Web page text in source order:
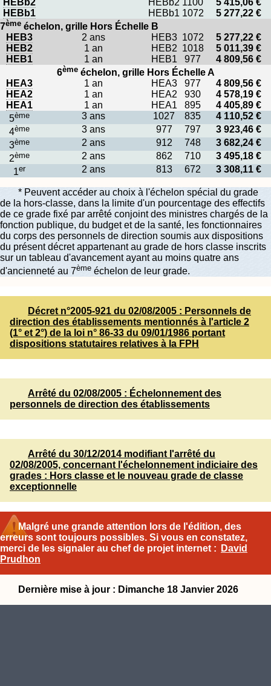
HEBb2
HEBb2 1100
5 415,06 €
HEBb1
HEBb1 1072
5 277,22 €
7ème échelon, grille Hors Échelle B
HEB3
2 ans HEB3 1072
5 277,22 €
HEB2
1 an HEB2 1018
5 011,39 €
HEB1
1 an HEB1 977
4 809,56 €
6èmeéchelon, grille Hors Échelle A
HEA3
1 an HEA3 977
4 809,56 €
HEA2
1 an HEA2 930
4 578,19 €
HEA1
1 an HEA1 895
4 405,89 €
5ème 3 ans 1027 835
4 110,52 €
4ème 3 ans 977 797
3 923,46 €
3ème 2 ans 912 748
3 682,24 €
2ème 2 ans 862 710
3 495,18 €
1er 2 ans 813 672 3 308,11 €
* Peuvent accéder au choix à l'échelon spécial du grade
de la hors-classe, dans la limite d'un pourcentage des effectifs
de ce grade fixé par arrêté conjoint des ministres chargés de la
fonction publique, du budget et de la santé, les fonctionnaires
du corps des personnels de direction soumis aux dispositions
du présent décret appartenant au grade de hors classe inscrits
sur un tableau d'avancement ayant au moins quatre ans
d'ancienneté au 7ème échelon de leur grade.
Décret n°2005-921 du 02/08/2005 : Personnels de
direction des établissements mentionnés à l'article 2
(1° et 2°) de la loi n° 86-33 du 09/01/1986 portant
dispositions statutaires relatives à la FPH
Arrêté du 02/08/2005 : Échelonnement des
personnels de direction des établissements
Arrêté du 30/12/2014 modifiant l'arrêté du
02/08/2005, concernant l'échelonnement indiciaire des
grades : Hors classe et le nouveau grade de classe
exceptionnelle
Malgré une grande attention lors de l'édition, des
erreurs sont toujours possibles. Si vous en constatez,
merci de les signaler au chef de projet internet :
David
Prudhon
Dernière mise à jour : Dimanche 18 Janvier 2026